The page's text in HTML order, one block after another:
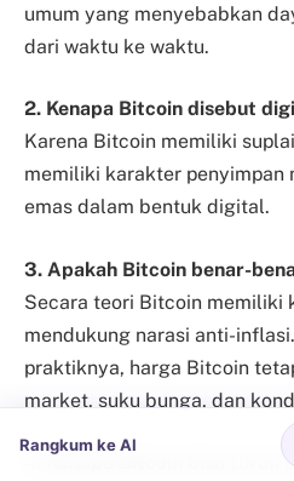
umum yang menyebabkan
dari waktu ke waktu.
2. Kenapa Bitcoin disebut
Karena Bitcoin memiliki
memiliki karakter penyimpan
emas dalam bentuk digital.
3. Apakah Bitcoin benar-
Secara teori Bitcoin memiliki
mendukung narasi anti-
praktiknya, harga Bitcoin
market, suku bunga, dan
4. Kenapa Bitcoin bisa turun
Rangkum ke AI